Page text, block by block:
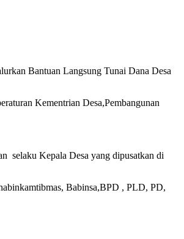
Bantuan Langsung Tunai Dana Desa
Kementrian Desa,Pembangunan
selaku Kepala Desa yang dipusatkan di
Babinsa,BPD , PLD, PD,